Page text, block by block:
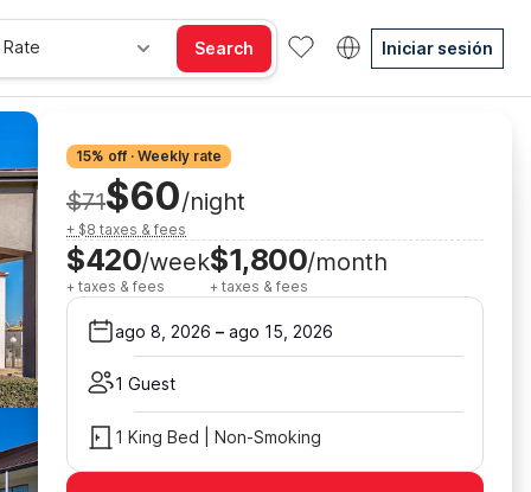
Search Iniciar sesión
15% off · Weekly rate
$71$60/night
+ $8 taxes & fees
$420/week
+ taxes & fees
$1,800/month
+ taxes & fees
ago 8, 2026 – ago 15, 2026
1 Guest
1 King Bed | Non-Smoking